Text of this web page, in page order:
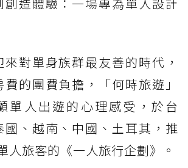
創造體驗：一場專為單人設計
對單身族群最友善的時代，
的團費負擔，「何時旅遊」
單人出遊的心理感受，於台
國、越南、中國、土耳其，推
人旅客的《一人旅行企劃》。